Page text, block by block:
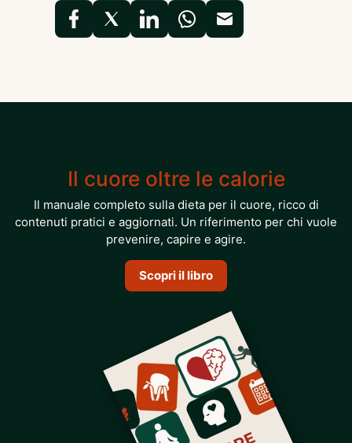
Il cuore oltre le calorie
Il manuale completo sulla dieta per il cuore, ricco di
contenuti pratici e aggiornati. Un riferimento per chi vuole
prevenire, capire e agire.
Scopri il libro